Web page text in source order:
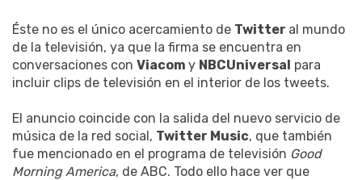
Éste no es el único acercamiento de Twitter al mundo
de la televisión, ya que la firma se encuentra en
conversaciones con Viacom y NBCUniversal para
incluir clips de televisión en el interior de los tweets.
El anuncio coincide con la salida del nuevo servicio de
música de la red social, Twitter Music, que también
fue mencionado en el programa de televisión Good
Morning America, de ABC. Todo ello hace ver que